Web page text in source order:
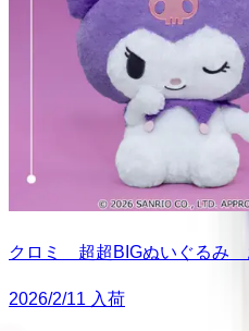
クロミ 超超BIGぬいぐるみ
2026/2/11 入荷